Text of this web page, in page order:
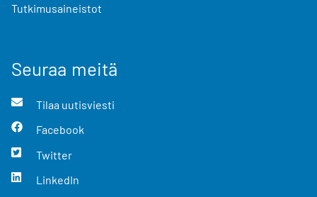
Tutkimusaineistot
Seuraa meitä
Tilaa uutisviesti
Facebook
Twitter
LinkedIn